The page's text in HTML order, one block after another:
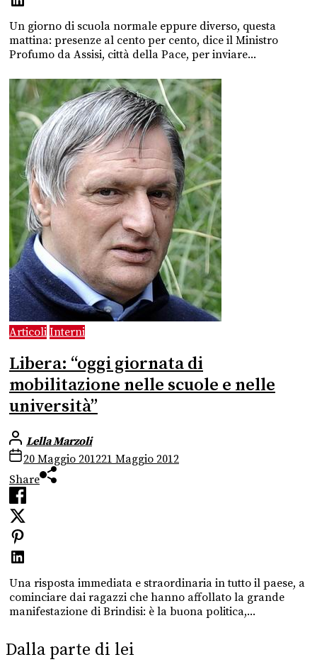
Un giorno di scuola normale eppure diverso, questa
mattina: presenze al cento per cento, dice il Ministro
Profumo da Assisi, città della Pace, per inviare...
Articoli Interni
Libera: “oggi giornata di
mobilitazione nelle scuole e nelle
università”
Lella Marzoli
20 Maggio 201221 Maggio 2012
Share
Una risposta immediata e straordinaria in tutto il paese, a
cominciare dai ragazzi che hanno affollato la grande
manifestazione di Brindisi: è la buona politica,...
Dalla parte di lei